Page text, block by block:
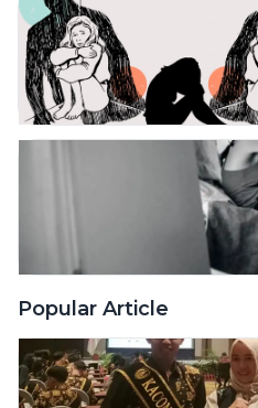
Popular Article